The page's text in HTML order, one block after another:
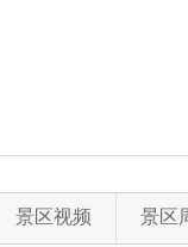
景区视频 景区